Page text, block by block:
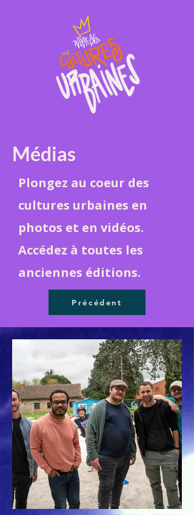
Médias
Plongez au coeur des
cultures urbaines en
photos et en vidéos.
Accédez à toutes les
anciennes éditions.
Précédent